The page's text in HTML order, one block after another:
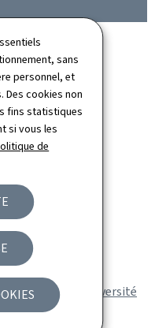
sans
personnel, et
Des cookies non
fins statistiques
si vous les
de
et de la Biodiversité